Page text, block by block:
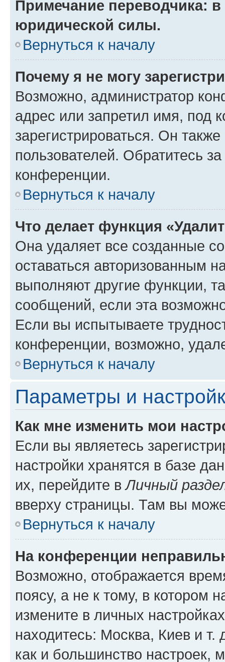
Примечание переводчика:
юридической силы.
Вернуться к началу
Почему я не могу
Возможно, администратор
адрес или запретил имя, под
зарегистрироваться. Он
пользователей. Обратитесь
конференции.
Вернуться к началу
Что делает функция
Она удаляет все созданные
оставаться авторизованным
выполняют другие функции,
сообщений, если эта
Если вы испытываете
конференции, возможно,
Вернуться к началу
Параметры и
Как мне изменить мои
Если вы являетесь
настройки хранятся в базе
их, перейдите вЛичный
вверху страницы. Там вы
Вернуться к началу
На конференции
Возможно, отображается
поясу, а не к тому, в котором
измените в личных
находитесь: Москва, Киев и т.
как и большинство настроек,